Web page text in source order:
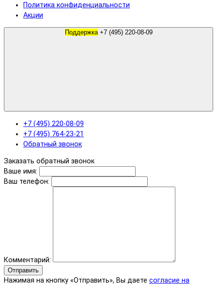
Политика конфиденциальности
Акции
Поддержка +7 (495) 220-08-09
+7 (495) 220-08-09
+7 (495) 764-23-21
Обратный звонок
Заказать обратный звонок
Ваше имя:
Ваш телефон:
Комментарий:
Отправить
Нажимая на кнопку «Отправить», Вы даете согласие на